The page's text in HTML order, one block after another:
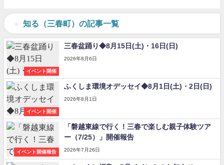
知る（三春町）の記事一覧
イベント開催
三春盆踊り◆8月15日(土)・16日(日)
2026年8月6日
イベント開催
ふくしま環境オデッセイ◆8月1日(土)・2日(日)
2026年8月1日
イベント開催報告
「磐越東線で行く！三春で楽しむ親子体験ツア
ー（7/25）」開催報告
2026年7月26日